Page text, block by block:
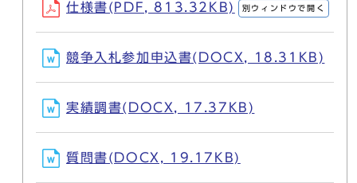
仕様書(PDF, 813.32KB) 別ウィンドウで開く
競争入札参加申込書(DOCX, 18.31KB)
実績調書(DOCX, 17.37KB)
質問書(DOCX, 19.17KB)